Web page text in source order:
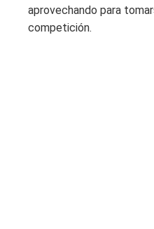
aprovechando para
competición.